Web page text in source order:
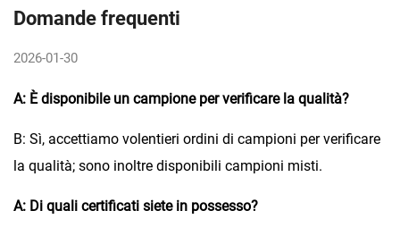
Domande frequenti
2026-01-30
A: È disponibile un campione per verificare la qualità?
B: Sì, accettiamo volentieri ordini di campioni per verificare
la qualità; sono inoltre disponibili campioni misti.
A: Di quali certificati siete in possesso?